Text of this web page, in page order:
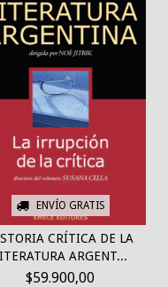
ENVÍO GRATIS
CRÍTICA DE LA
ARGENT...
$59.900,00